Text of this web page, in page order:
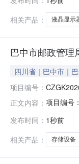
液晶显示
相关产品：
液晶显示
巴中市邮政管理
四川省｜巴中市｜
项目编号：
正文内容： 项目编号
他处置服
发布时间： 1秒前
相关产品：
存储设备